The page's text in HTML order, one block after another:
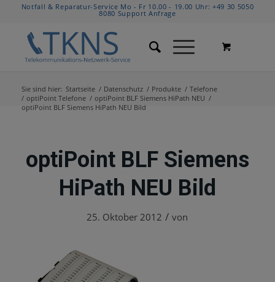
Notfall & Reparatur-Service Mo - Fr 10.00 - 19.00 Uhr:+49 30 5050
8080 Support Anfrage
Sie sind hier: Startseite / Datenschutz / Produkte / Telefone
/ optiPoint Telefone / optiPoint BLF Siemens HiPath NEU /
optiPoint BLF Siemens HiPath NEU Bild
optiPoint BLF Siemens
HiPath NEU Bild
25. Oktober 2012 / von